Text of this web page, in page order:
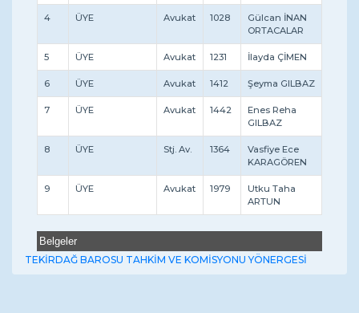
4 ÜYE Avukat 1028
Gülcan İNAN
ORTACALAR
5 ÜYE Avukat 1231 İlayda ÇİMEN
6 ÜYE Avukat 1412 Şeyma GILBAZ
7 ÜYE Avukat 1442
Enes Reha
GILBAZ
8 ÜYE Stj. Av. 1364
Vasfiye Ece
KARAGÖREN
9 ÜYE Avukat 1979
Utku Taha
ARTUN
Belgeler
TEKİRDAĞ BAROSU TAHKİM VE KOMİSYONU YÖNERGESİ